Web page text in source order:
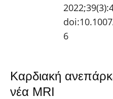
6
Καρδιακή
νέα MRI